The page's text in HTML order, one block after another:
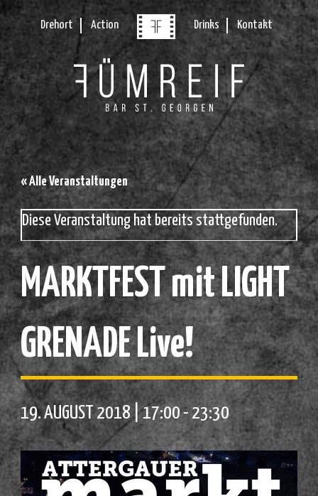
Drehort Action Drinks Kontakt
« Alle Veranstaltungen
Diese Veranstaltung hat bereits stattgefunden.
MARKTFEST mit LIGHT
GRENADE Live!
19. AUGUST 2018 | 17:00- 23:30